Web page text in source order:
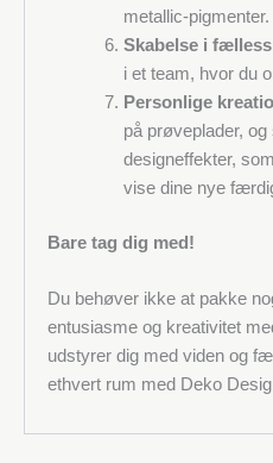
metallic-pigmenter.
Skabelse i
i et team, hvor du
Personlige
på prøveplader,
designeffekter,
vise dine nye
Bare tag dig med!
Du behøver ikke at pakke
entusiasme og kreativitet
udstyrer dig med viden og
ethvert rum med Deko